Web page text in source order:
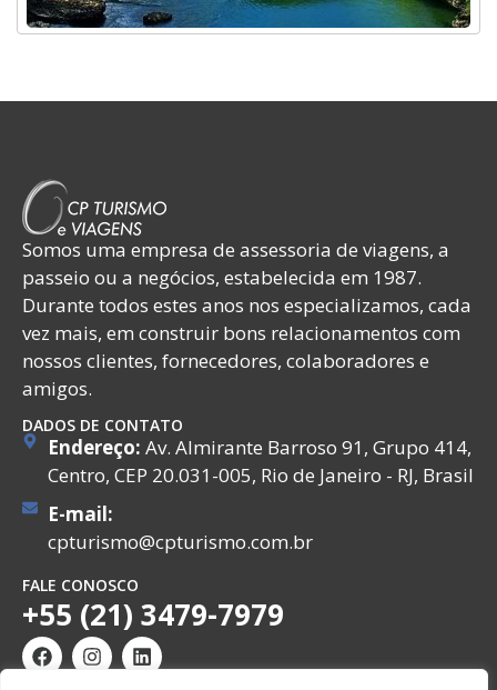
Somos uma empresa de assessoria de viagens, a
passeio ou a negócios, estabelecida em 1987.
Durante todos estes anos nos especializamos, cada
vez mais, em construir bons relacionamentos com
nossos clientes, fornecedores, colaboradores e
amigos.
DADOS DE CONTATO
Endereço: Av. Almirante Barroso 91, Grupo 414,
Centro, CEP 20.031-005, Rio de Janeiro - RJ, Brasil
E-mail:
cpturismo@cpturismo.com.br
FALE CONOSCO
+55 (21) 3479-7979